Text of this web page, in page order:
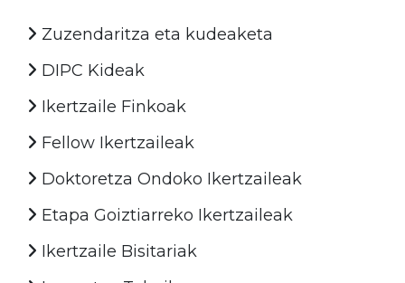
Zuzendaritza eta kudeaketa
DIPC Kideak
Ikertzaile Finkoak
Fellow Ikertzaileak
Doktoretza Ondoko Ikertzaileak
Etapa Goiztiarreko Ikertzaileak
Ikertzaile Bisitariak